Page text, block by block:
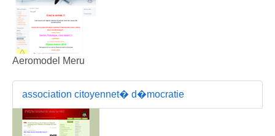
Aeromodel Meru
association citoyennet� d�mocratie